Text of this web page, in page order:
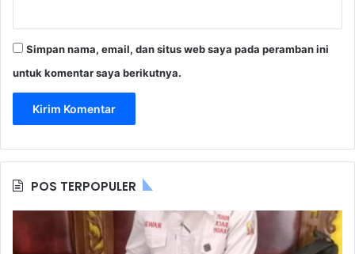
Simpan nama, email, dan situs web saya pada peramban ini
untuk komentar saya berikutnya.
POS TERPOPULER